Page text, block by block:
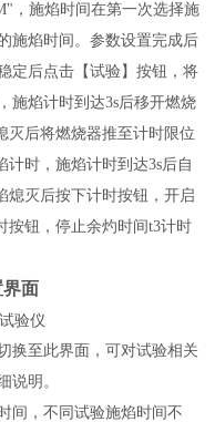
"，施焰时间在第一次选择施
施焰时间。参数设置完成后
定后点击【试验】按钮，将
施焰计时到达3s后移开燃烧
灭后将燃烧器推至计时限位
时，施焰计时到达3s后自
熄灭后按下计时按钮，开启
按钮，停止余灼时间t3计时
面
换至此界面，可对试验相关
说明。
间，不同试验施焰时间不